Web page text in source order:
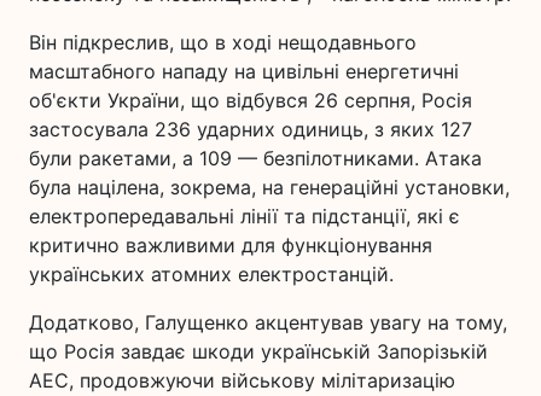
Він підкреслив, що в ході нещодавнього
масштабного нападу на цивільні енергетичні
об'єкти України, що відбувся 26 серпня, Росія
застосувала 236 ударних одиниць, з яких 127
були ракетами, а 109 — безпілотниками. Атака
була націлена, зокрема, на генераційні установки,
електропередавальні лінії та підстанції, які є
критично важливими для функціонування
українських атомних електростанцій.
Додатково, Галущенко акцентував увагу на тому,
що Росія завдає шкоди українській Запорізькій
АЕС, продовжуючи військову мілітаризацію